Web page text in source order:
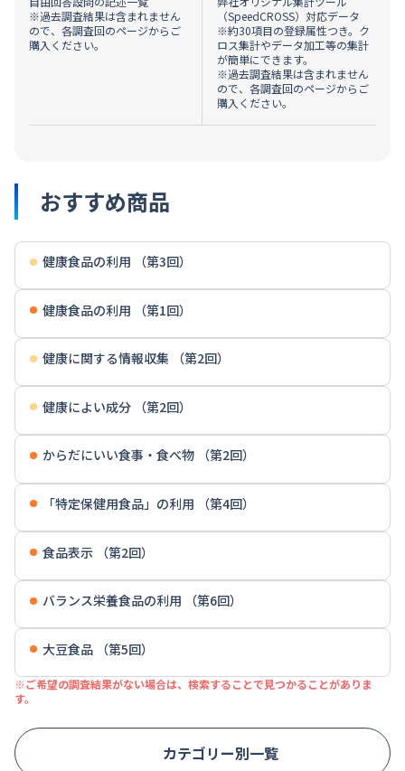
※過去調査結果は含まれません
ので、各調査回のページからご
購入ください。
（SpeedCROSS）対応データ
※約30項目の登録属性つき。ク
ロス集計やデータ加工等の集計
が簡単にできます。
※過去調査結果は含まれません
ので、各調査回のページからご
購入ください。
おすすめ商品
健康食品の利用 （第3回）
健康食品の利用 （第1回）
健康に関する情報収集 （第2回）
健康によい成分 （第2回）
からだにいい食事・食べ物 （第2回）
「特定保健用食品」の利用 （第4回）
食品表示 （第2回）
バランス栄養食品の利用 （第6回）
大豆食品 （第5回）
※ご希望の調査結果がない場合は、検索することで見つかることがありま
す。
カテゴリー別一覧